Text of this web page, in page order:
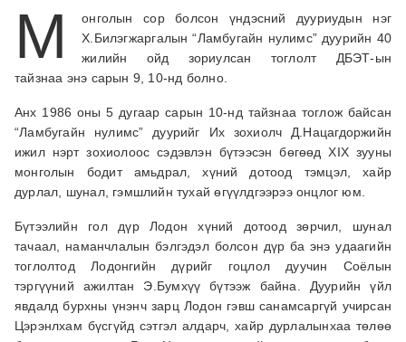
М
онголын сор болсон үндэсний дууриудын нэг
Х.Билэгжаргалын “Ламбугайн нулимс” дуурийн 40
жилийн ойд зориулсан тоглолт ДБЭТ-ын
тайзнаа энэ сарын 9, 10-нд болно.
Анх 1986 оны 5 дугаар сарын 10-нд тайзнаа тоглож байсан
“Ламбугайн нулимс” дуурийг Их зохиолч Д.Нацагдоржийн
ижил нэрт зохиолоос сэдэвлэн бүтээсэн бөгөөд XIX зууны
монголын бодит амьдрал, хүний дотоод тэмцэл, хайр
дурлал, шунал, гэмшлийн тухай өгүүлдгээрээ онцлог юм.
Бүтээлийн гол дүр Лодон хүний дотоод зөрчил, шунал
тачаал, наманчлалын бэлгэдэл болсон дүр ба энэ удаагийн
тоглолтод Лодонгийн дүрийг гоцлол дуучин Соёлын
тэргүүний ажилтан Э.Бумхүү бүтээж байна. Дуурийн үйл
явдалд бурхны үнэнч зарц Лодон гэвш санамсаргүй учирсан
Цэрэнлхам бүсгүйд сэтгэл алдарч, хайр дурлалынхаа төлөө